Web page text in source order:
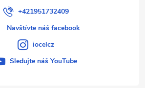
+421951732409
Navštívte náš facebook
iocelcz
Sledujte náš YouTube